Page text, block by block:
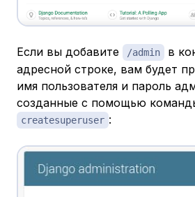
Если вы добавите /admin
в
адресной строке, вам будет
имя пользователя и пароль
созданные с помощью
createsuperuser :